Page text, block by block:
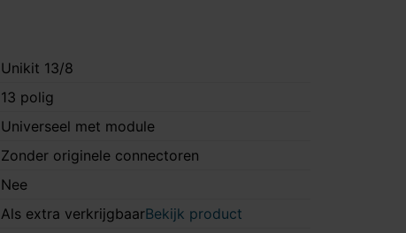
Unikit 13/8
13 polig
Universeel met module
Zonder originele connectoren
Nee
Als extra verkrijgbaarBekijk product